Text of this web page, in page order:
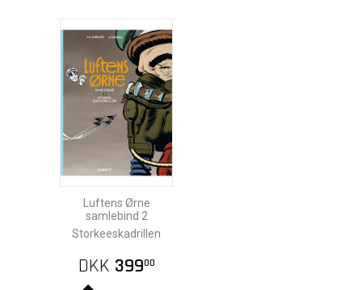
Luftens Ørne
samlebind 2
Storkeeskadrillen
DKK 39900